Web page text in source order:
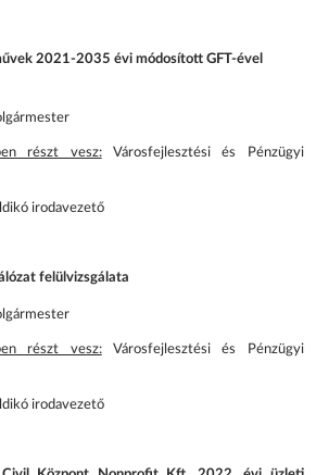
2021-2035 évi módosított GFT-ével
részt vesz:Városfejlesztési és Pénzügyi
irodavezető
felülvizsgálata
részt vesz:Városfejlesztési és Pénzügyi
irodavezető